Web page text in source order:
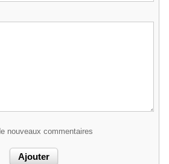
nouveaux commentaires